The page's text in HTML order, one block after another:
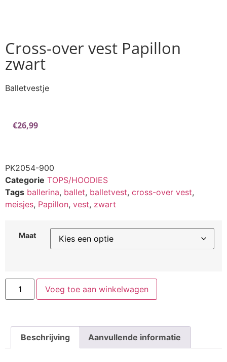
Cross-over vest Papillon
zwart
Balletvestje
€26,99
PK2054-900
Categorie TOPS/HOODIES
Tags ballerina, ballet, balletvest, cross-over vest,
meisjes, Papillon, vest, zwart
Maat
Voeg toe aan winkelwagen
Beschrijving Aanvullende informatie